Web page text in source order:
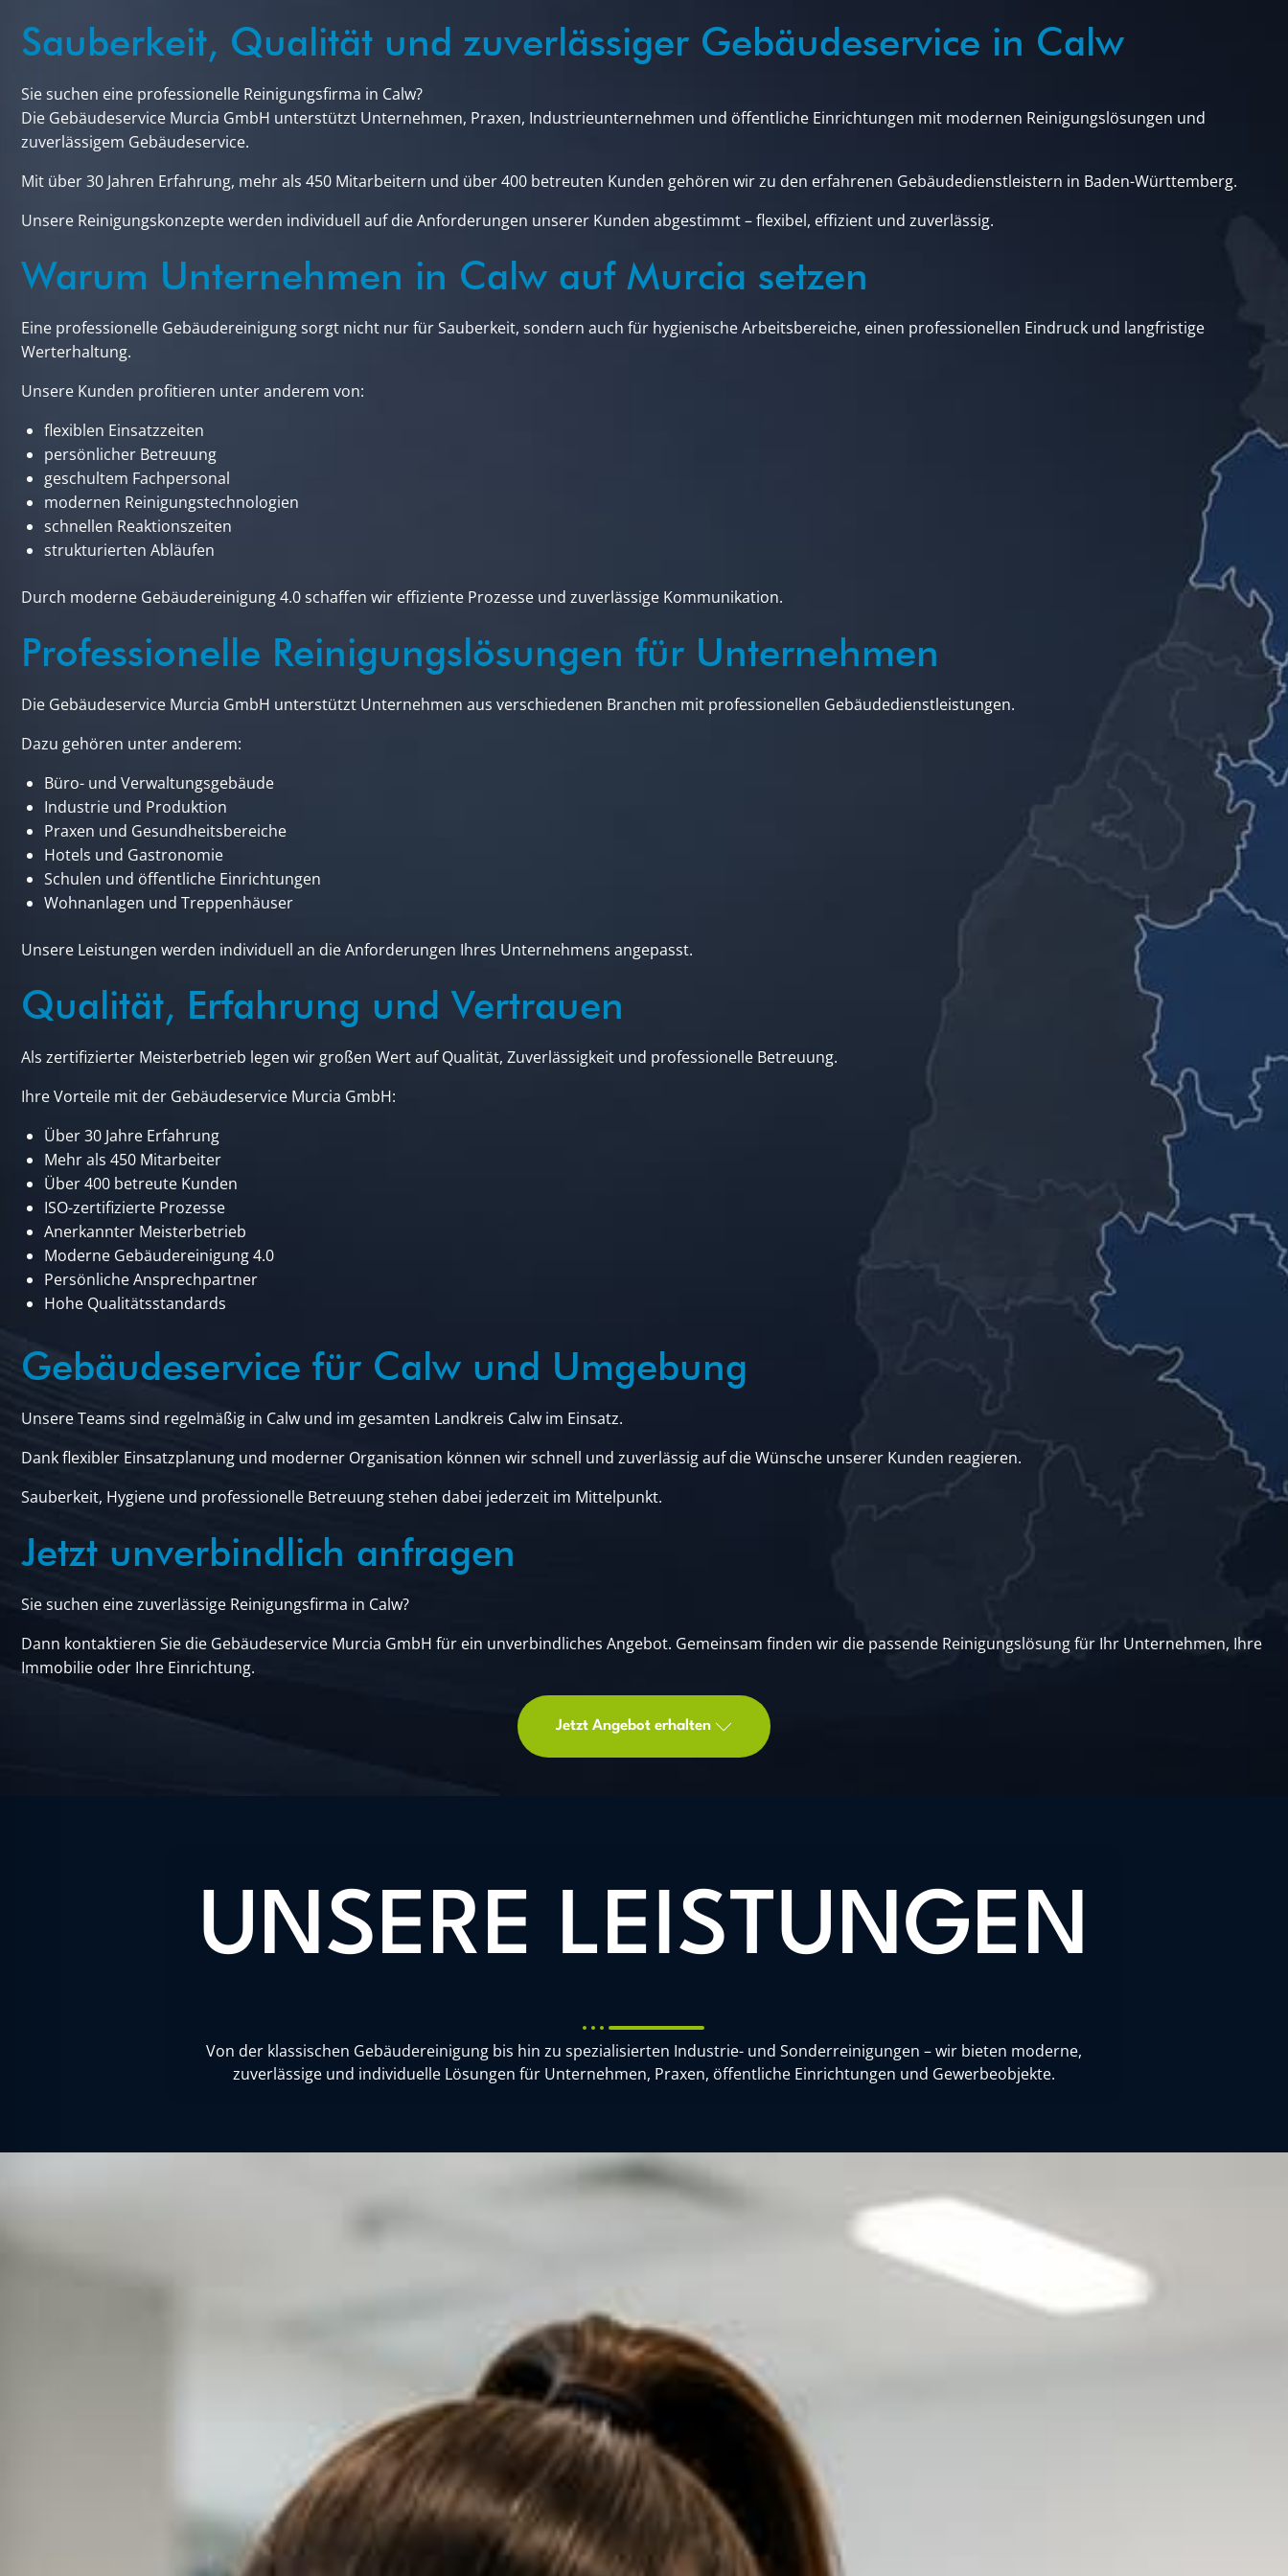
Sauberkeit, Qualität und zuverlässiger Gebäudeservice in Calw
Sie suchen eine professionelle Reinigungsfirma in Calw?
Die Gebäudeservice Murcia GmbH unterstützt Unternehmen, Praxen, Industrieunternehmen und öffentliche Einrichtungen mit modernen Reinigungslösungen und
zuverlässigem Gebäudeservice.
Mit über 30 Jahren Erfahrung, mehr als 450 Mitarbeitern und über 400 betreuten Kunden gehören wir zu den erfahrenen Gebäudedienstleistern in Baden-Württemberg.
Unsere Reinigungskonzepte werden individuell auf die Anforderungen unserer Kunden abgestimmt – flexibel, effizient und zuverlässig.
Warum Unternehmen in Calw auf Murcia setzen
Eine professionelle Gebäudereinigung sorgt nicht nur für Sauberkeit, sondern auch für hygienische Arbeitsbereiche, einen professionellen Eindruck und langfristige
Werterhaltung.
Unsere Kunden profitieren unter anderem von:
flexiblen Einsatzzeiten
persönlicher Betreuung
geschultem Fachpersonal
modernen Reinigungstechnologien
schnellen Reaktionszeiten
strukturierten Abläufen
Durch moderne Gebäudereinigung 4.0 schaffen wir effiziente Prozesse und zuverlässige Kommunikation.
Professionelle Reinigungslösungen für Unternehmen
Die Gebäudeservice Murcia GmbH unterstützt Unternehmen aus verschiedenen Branchen mit professionellen Gebäudedienstleistungen.
Dazu gehören unter anderem:
Büro- und Verwaltungsgebäude
Industrie und Produktion
Praxen und Gesundheitsbereiche
Hotels und Gastronomie
Schulen und öffentliche Einrichtungen
Wohnanlagen und Treppenhäuser
Unsere Leistungen werden individuell an die Anforderungen Ihres Unternehmens angepasst.
Qualität, Erfahrung und Vertrauen
Als zertifizierter Meisterbetrieb legen wir großen Wert auf Qualität, Zuverlässigkeit und professionelle Betreuung.
Ihre Vorteile mit der Gebäudeservice Murcia GmbH:
Über 30 Jahre Erfahrung
Mehr als 450 Mitarbeiter
Über 400 betreute Kunden
ISO-zertifizierte Prozesse
Anerkannter Meisterbetrieb
Moderne Gebäudereinigung 4.0
Persönliche Ansprechpartner
Hohe Qualitätsstandards
Gebäudeservice für Calw und Umgebung
Unsere Teams sind regelmäßig in Calw und im gesamten Landkreis Calw im Einsatz.
Dank flexibler Einsatzplanung und moderner Organisation können wir schnell und zuverlässig auf die Wünsche unserer Kunden reagieren.
Sauberkeit, Hygiene und professionelle Betreuung stehen dabei jederzeit im Mittelpunkt.
Jetzt unverbindlich anfragen
Sie suchen eine zuverlässige Reinigungsfirma in Calw?
Dann kontaktieren Sie die Gebäudeservice Murcia GmbH für ein unverbindliches Angebot. Gemeinsam finden wir die passende Reinigungslösung für Ihr Unternehmen, Ihre
Immobilie oder Ihre Einrichtung.
Jetzt Angebot erhalten
UNSERE LEISTUNGEN
Von der klassischen Gebäudereinigung bis hin zu spezialisierten Industrie- und Sonderreinigungen – wir bieten moderne,
zuverlässige und individuelle Lösungen für Unternehmen, Praxen, öffentliche Einrichtungen und Gewerbeobjekte.